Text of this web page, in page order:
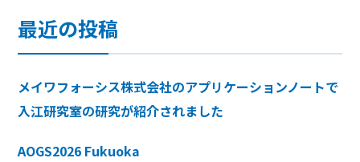
最近の投稿
メイワフォーシス株式会社のアプリケーションノートで
入江研究室の研究が紹介されました
AOGS2026 Fukuoka